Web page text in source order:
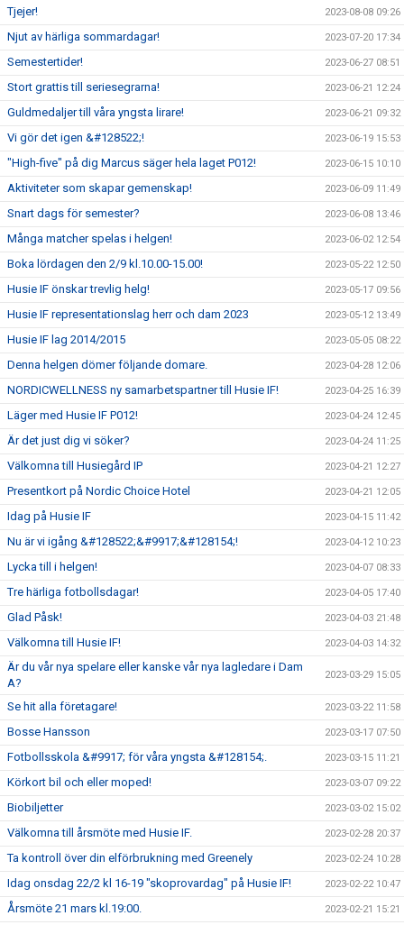
Tjejer! 2023-08-08 09:26
Njut av härliga sommardagar! 2023-07-20 17:34
Semestertider! 2023-06-27 08:51
Stort grattis till seriesegrarna! 2023-06-21 12:24
Guldmedaljer till våra yngsta lirare! 2023-06-21 09:32
Vi gör det igen &#128522;! 2023-06-19 15:53
"High-five" på dig Marcus säger hela laget P012! 2023-06-15 10:10
Aktiviteter som skapar gemenskap! 2023-06-09 11:49
Snart dags för semester? 2023-06-08 13:46
Många matcher spelas i helgen! 2023-06-02 12:54
Boka lördagen den 2/9 kl.10.00-15.00! 2023-05-22 12:50
Husie IF önskar trevlig helg! 2023-05-17 09:56
Husie IF representationslag herr och dam 2023 2023-05-12 13:49
Husie IF lag 2014/2015 2023-05-05 08:22
Denna helgen dömer följande domare. 2023-04-28 12:06
NORDICWELLNESS ny samarbetspartner till Husie IF! 2023-04-25 16:39
Läger med Husie IF P012! 2023-04-24 12:45
Är det just dig vi söker? 2023-04-24 11:25
Välkomna till Husiegård IP 2023-04-21 12:27
Presentkort på Nordic Choice Hotel 2023-04-21 12:05
Idag på Husie IF 2023-04-15 11:42
Nu är vi igång &#128522;&#9917;&#128154;! 2023-04-12 10:23
Lycka till i helgen! 2023-04-07 08:33
Tre härliga fotbollsdagar! 2023-04-05 17:40
Glad Påsk! 2023-04-03 21:48
Välkomna till Husie IF! 2023-04-03 14:32
Är du vår nya spelare eller kanske vår nya lagledare i Dam
A?
2023-03-29 15:05
Se hit alla företagare! 2023-03-22 11:58
Bosse Hansson 2023-03-17 07:50
Fotbollsskola &#9917; för våra yngsta &#128154;. 2023-03-15 11:21
Körkort bil och eller moped! 2023-03-07 09:22
Biobiljetter 2023-03-02 15:02
Välkomna till årsmöte med Husie IF. 2023-02-28 20:37
Ta kontroll över din elförbrukning med Greenely 2023-02-24 10:28
Idag onsdag 22/2 kl 16-19 "skoprovardag" på Husie IF! 2023-02-22 10:47
Årsmöte 21 mars kl.19:00. 2023-02-21 15:21